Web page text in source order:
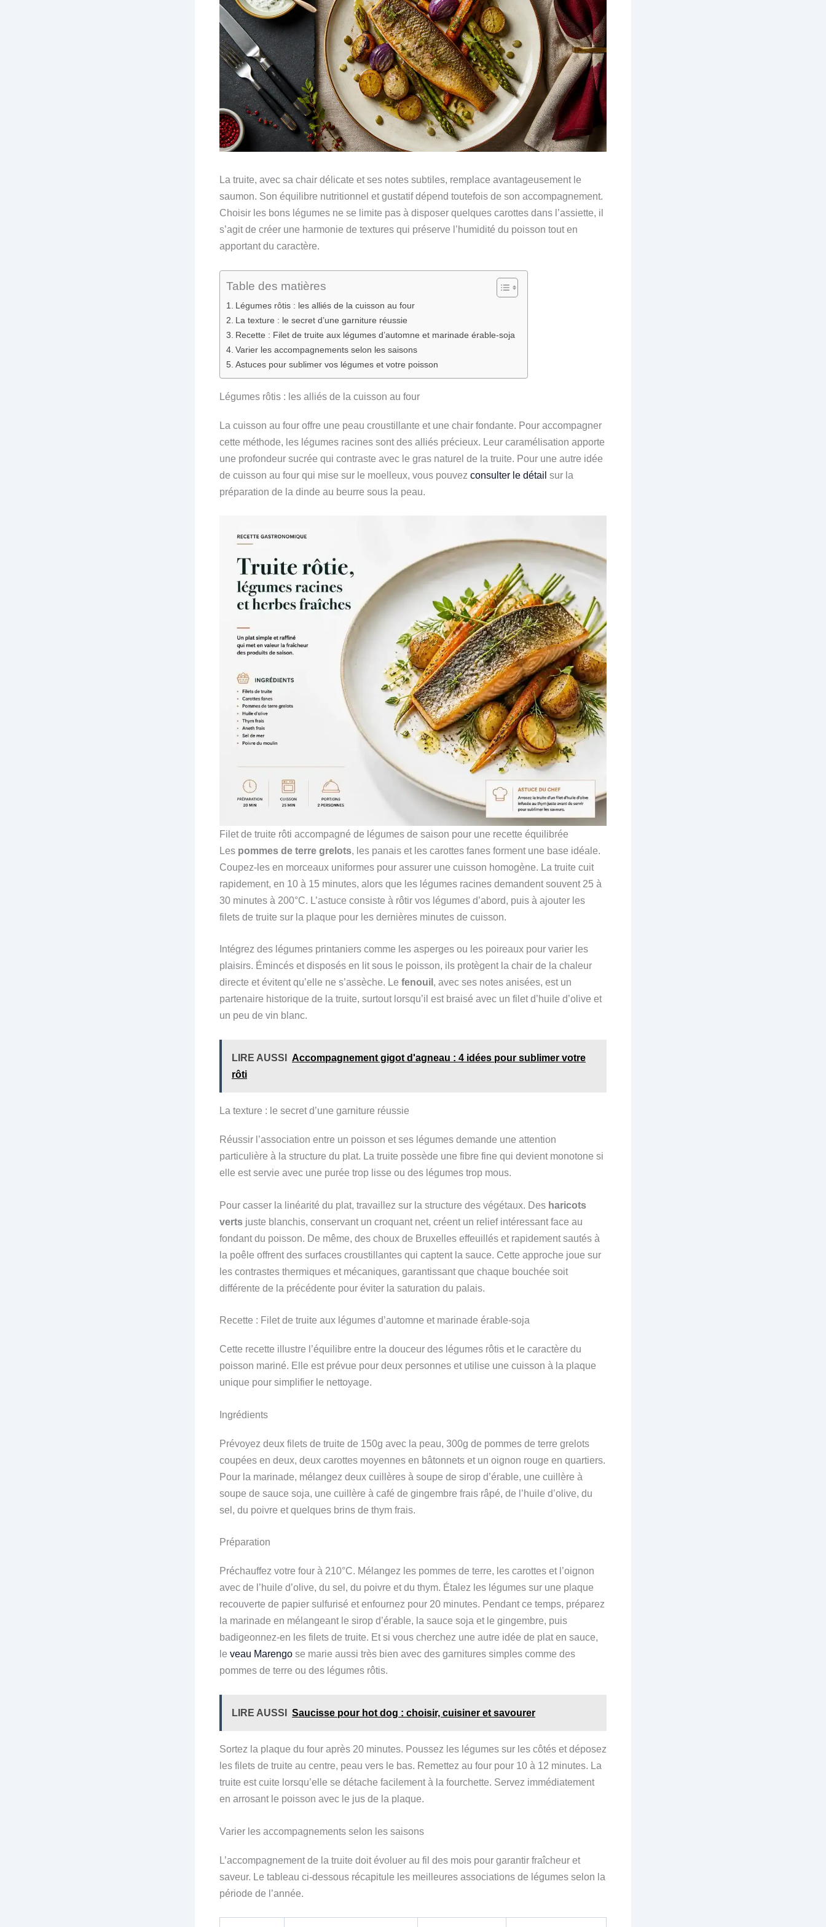
La truite, avec sa chair délicate et ses notes subtiles, remplace avantageusement le
saumon. Son équilibre nutritionnel et gustatif dépend toutefois de son accompagnement.
Choisir les bons légumes ne se limite pas à disposer quelques carottes dans l’assiette, il
s’agit de créer une harmonie de textures qui préserve l’humidité du poisson tout en
apportant du caractère.
Table des matières
Légumes rôtis : les alliés de la cuisson au four
La texture : le secret d’une garniture réussie
Recette : Filet de truite aux légumes d’automne et marinade érable-soja
Varier les accompagnements selon les saisons
Astuces pour sublimer vos légumes et votre poisson
Légumes rôtis : les alliés de la cuisson au four
La cuisson au four offre une peau croustillante et une chair fondante. Pour accompagner
cette méthode, les légumes racines sont des alliés précieux. Leur caramélisation apporte
une profondeur sucrée qui contraste avec le gras naturel de la truite. Pour une autre idée
de cuisson au four qui mise sur le moelleux, vous pouvez consulter le détail sur la
préparation de la dinde au beurre sous la peau.
Filet de truite rôti accompagné de légumes de saison pour une recette équilibrée
Les pommes de terre grelots, les panais et les carottes fanes forment une base idéale.
Coupez-les en morceaux uniformes pour assurer une cuisson homogène. La truite cuit
rapidement, en 10 à 15 minutes, alors que les légumes racines demandent souvent 25 à
30 minutes à 200°C. L’astuce consiste à rôtir vos légumes d’abord, puis à ajouter les
filets de truite sur la plaque pour les dernières minutes de cuisson.
Intégrez des légumes printaniers comme les asperges ou les poireaux pour varier les
plaisirs. Émincés et disposés en lit sous le poisson, ils protègent la chair de la chaleur
directe et évitent qu’elle ne s’assèche. Le fenouil , avec ses notes anisées, est un
partenaire historique de la truite, surtout lorsqu’il est braisé avec un filet d’huile d’olive et
un peu de vin blanc.
LIRE AUSSI
Accompagnement gigot d'agneau : 4 idées pour sublimer votre
rôti
La texture : le secret d’une garniture réussie
Réussir l’association entre un poisson et ses légumes demande une attention
particulière à la structure du plat. La truite possède une fibre fine qui devient monotone si
elle est servie avec une purée trop lisse ou des légumes trop mous.
Pour casser la linéarité du plat, travaillez sur la structure des végétaux. Des haricots
verts juste blanchis, conservant un croquant net, créent un relief intéressant face au
fondant du poisson. De même, des choux de Bruxelles effeuillés et rapidement sautés à
la poêle offrent des surfaces croustillantes qui captent la sauce. Cette approche joue sur
les contrastes thermiques et mécaniques, garantissant que chaque bouchée soit
différente de la précédente pour éviter la saturation du palais.
Recette : Filet de truite aux légumes d’automne et marinade érable-soja
Cette recette illustre l’équilibre entre la douceur des légumes rôtis et le caractère du
poisson mariné. Elle est prévue pour deux personnes et utilise une cuisson à la plaque
unique pour simplifier le nettoyage.
Ingrédients
Prévoyez deux filets de truite de 150g avec la peau, 300g de pommes de terre grelots
coupées en deux, deux carottes moyennes en bâtonnets et un oignon rouge en quartiers.
Pour la marinade, mélangez deux cuillères à soupe de sirop d’érable, une cuillère à
soupe de sauce soja, une cuillère à café de gingembre frais râpé, de l’huile d’olive, du
sel, du poivre et quelques brins de thym frais.
Préparation
Préchauffez votre four à 210°C. Mélangez les pommes de terre, les carottes et l’oignon
avec de l’huile d’olive, du sel, du poivre et du thym. Étalez les légumes sur une plaque
recouverte de papier sulfurisé et enfournez pour 20 minutes. Pendant ce temps, préparez
la marinade en mélangeant le sirop d’érable, la sauce soja et le gingembre, puis
badigeonnez-en les filets de truite. Et si vous cherchez une autre idée de plat en sauce,
le veau Marengo se marie aussi très bien avec des garnitures simples comme des
pommes de terre ou des légumes rôtis.
LIRE AUSSI Saucisse pour hot dog : choisir, cuisiner et savourer
Sortez la plaque du four après 20 minutes. Poussez les légumes sur les côtés et déposez
les filets de truite au centre, peau vers le bas. Remettez au four pour 10 à 12 minutes. La
truite est cuite lorsqu’elle se détache facilement à la fourchette. Servez immédiatement
en arrosant le poisson avec le jus de la plaque.
Varier les accompagnements selon les saisons
L’accompagnement de la truite doit évoluer au fil des mois pour garantir fraîcheur et
saveur. Le tableau ci-dessous récapitule les meilleures associations de légumes selon la
période de l’année.